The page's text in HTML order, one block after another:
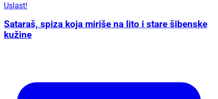
Uslast!
Sataraš, spiza koja miriše na lito i stare šibenske
kužine